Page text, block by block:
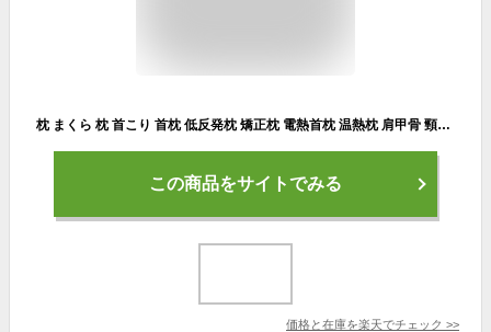
枕 まくら 枕 首こり 首枕 低反発枕 矯正枕 電熱首枕 温熱枕 肩甲骨 頸椎 温め あったか まくら スマホ首 ネックストレッチャー 猫背 解消グッズ 首 肩こ 首 サポーター 温め機能 ネックピロー 首が伸ば 防寒 ヒーター 快眠 安眠 ストレート枕 矯正グッズ 母の日 プレゼント
この商品をサイトでみる
価格と在庫を楽天でチェック >>